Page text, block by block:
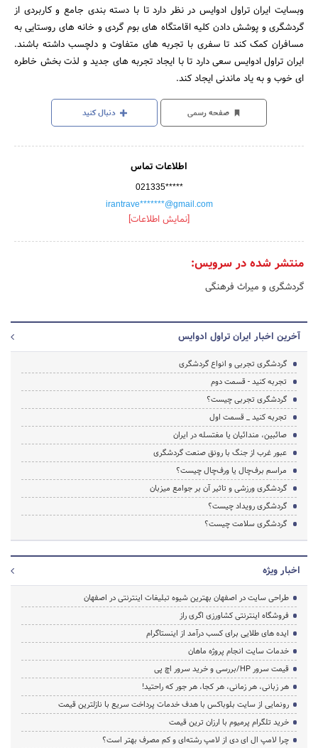
وبسایت ایران تراول ادوایس در نظر دارد تا با دسته بندی جامع و کاربردی از
گردشگری و پوشش دادن کلیه اقامتگاه های بوم گردی و خانه های روستایی به
مسافران کمک کند تا سفری با تجربه های متفاوت و دلچسب داشته باشند.
ایران تراول ادوایس سعی دارد تا با ایجاد تجربه های جدید و لذت بخش خاطره
ای خوب و به یاد ماندنی ایجاد کند.
صفحه رسمی دنبال کنید
اطلاعات تماس
021335*****
irantrave*******@gmail.com
[نمایش اطلاعات]
منتشر شده در سرویس:
گردشگری و میراث فرهنگی
آخرین اخبار ایران تراول ادوایس
گردشگری تجربی و انواع گردشگری
تجربه کنید - قسمت دوم
گردشگری تجربی چیست؟
تجربه کنید _ قسمت اول
صائبین، مندائیان یا مغتسله در ایران
عبور غرب از جنگ با رونق صنعت گردشگری
مراسم برف‌چال یا ورف‌چال چیست؟
گردشگری ورزشی و تاثیر آن بر جوامع میزبان
گردشگری رویداد چیست؟
گردشگری سلامت چیست؟
اخبار ویژه
طراحی سایت در اصفهان بهترین شیوه تبلیغات اینترنتی در اصفهان
فروشگاه اینترنتی کشاورزی اگری راز
ایده های طلایی برای کسب درآمد از اینستاگرام
خدمات سایت انجام پروژه ماهان
قیمت سرور HP/بررسی و خرید سرور اچ پی
هر زبانی، هر زمانی، هر کجا، هر جور که راحتید!
رونمایی از سایت بلوباکس با هدف خدمات پرداخت سریع با نازلترین قیمت
خرید تلگرام پرمیوم با ارزان ترین قیمت
چرا لامپ ال ای دی از لامپ رشته‌ای و کم مصرف بهتر است؟